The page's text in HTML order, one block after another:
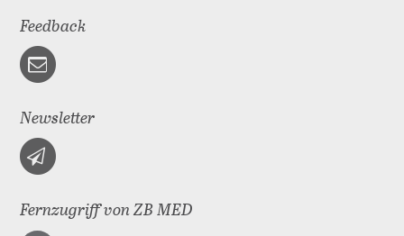
Feedback
Newsletter
Fernzugriff von ZB MED